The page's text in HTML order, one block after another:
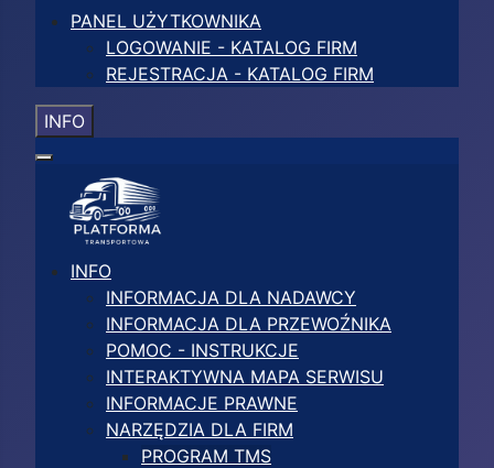
PANEL UŻYTKOWNIKA
LOGOWANIE - KATALOG FIRM
REJESTRACJA - KATALOG FIRM
INFO
INFO
INFORMACJA DLA NADAWCY
INFORMACJA DLA PRZEWOŹNIKA
POMOC - INSTRUKCJE
INTERAKTYWNA MAPA SERWISU
INFORMACJE PRAWNE
NARZĘDZIA DLA FIRM
PROGRAM TMS